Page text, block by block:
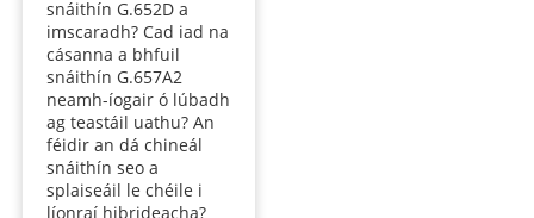
snáithín G.652D a
imscaradh? Cad iad na
cásanna a bhfuil
snáithín G.657A2
neamh-íogair ó lúbadh
ag teastáil uathu? An
féidir an dá chineál
snáithín seo a
splaiseáil le chéile i
líonraí hibrideacha?